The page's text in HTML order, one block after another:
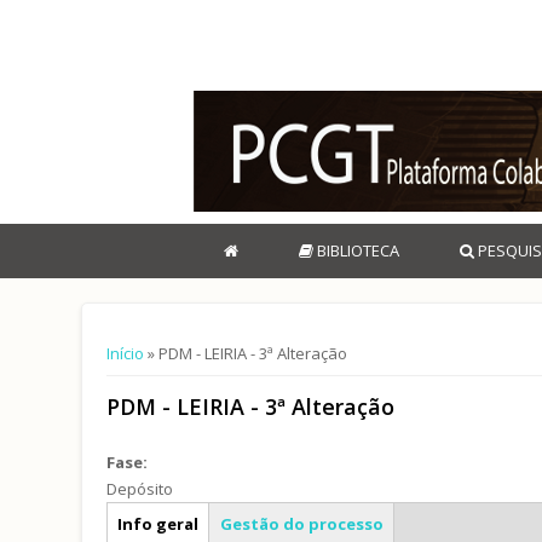
BIBLIOTECA
Está aqui
Início » PDM - LEIRIA - 3ª Alteração
PDM - LEIRIA - 3ª Alteração
Fase:
Depósito
Caracterização geral
Info geral Gestão do processo